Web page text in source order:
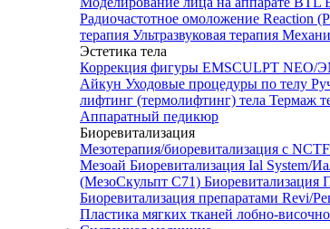
Радиочастотное омоложение Reaction
терапия Ультразвуковая терапия
Эстетика тела
Коррекция фигуры EMSCULPT
Айкун Уходовые процедуры по телу
лифтинг (термолифтинг) тела Термаж
Аппаратный педикюр
Биоревитализация
Мезотерапия/биоревитализация с
Мезоай Биоревитализация Ial System/
(МезоСкульпт С71) Биоревитализация
Биоревитализация препаратами Revi/
Пластика мягких тканей лобно-